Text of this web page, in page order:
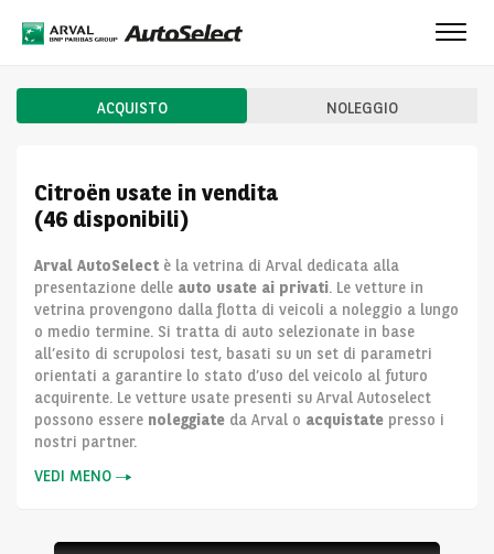
ACQUISTO NOLEGGIO
Citroën usate in vendita
(46 disponibili)
Arval AutoSelect è la vetrina di Arval dedicata alla
presentazione delle auto usate ai privati. Le vetture in
vetrina provengono dalla flotta di veicoli a noleggio a lungo
o medio termine. Si tratta di auto selezionate in base
all’esito di scrupolosi test, basati su un set di parametri
orientati a garantire lo stato d’uso del veicolo al futuro
acquirente. Le vetture usate presenti su Arval Autoselect
possono essere noleggiate da Arval o acquistate presso i
nostri partner.
VEDI MENO